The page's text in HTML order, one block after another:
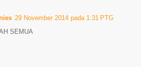
29 November 2014 pada 1:31 PTG
SEMUA